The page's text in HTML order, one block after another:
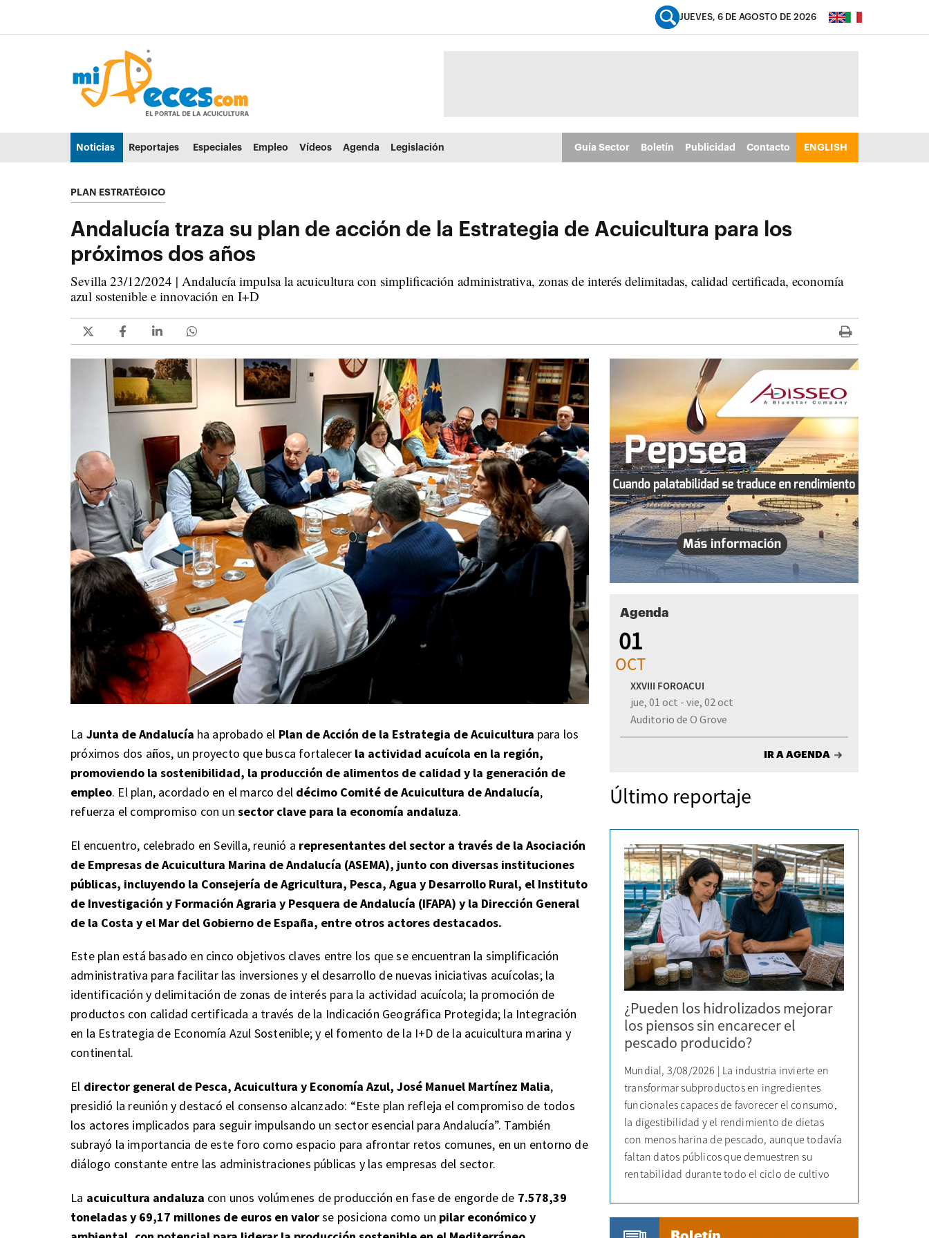
Ir al menú principal (alt + u)
JUEVES, 6 DE AGOSTO DE 2026
Noticias Reportajes Especiales Empleo Vídeos Agenda Legislación Guía Sector Boletín Publicidad Contacto ENGLISH
PLAN ESTRATÉGICO
Andalucía traza su plan de acción de la Estrategia de Acuicultura para los
próximos dos años
Sevilla 23/12/2024 | Andalucía impulsa la acuicultura con simplificación administrativa, zonas de interés delimitadas, calidad certificada, economía
azul sostenible e innovación en I+D
La Junta de Andalucía ha aprobado el Plan de Acción de la Estrategia de Acuicultura para los
próximos dos años, un proyecto que busca fortalecer la actividad acuícola en la región,
promoviendo la sostenibilidad, la producción de alimentos de calidad y la generación de
empleo. El plan, acordado en el marco del décimo Comité de Acuicultura de Andalucía,
refuerza el compromiso con un sector clave para la economía andaluza.
El encuentro, celebrado en Sevilla, reunió a representantes del sector a través de la Asociación
de Empresas de Acuicultura Marina de Andalucía (ASEMA), junto con diversas instituciones
públicas, incluyendo la Consejería de Agricultura, Pesca, Agua y Desarrollo Rural, el Instituto
de Investigación y Formación Agraria y Pesquera de Andalucía (IFAPA) y la Dirección General
de la Costa y el Mar del Gobierno de España, entre otros actores destacados.
Este plan está basado en cinco objetivos claves entre los que se encuentran la simplificación
administrativa para facilitar las inversiones y el desarrollo de nuevas iniciativas acuícolas; la
identificación y delimitación de zonas de interés para la actividad acuícola; la promoción de
productos con calidad certificada a través de la Indicación Geográfica Protegida; la Integración
en la Estrategia de Economía Azul Sostenible; y el fomento de la I+D de la acuicultura marina y
continental.
El director general de Pesca, Acuicultura y Economía Azul, José Manuel Martínez Malia,
presidió la reunión y destacó el consenso alcanzado: “Este plan refleja el compromiso de todos
los actores implicados para seguir impulsando un sector esencial para Andalucía”. También
subrayó la importancia de este foro como espacio para afrontar retos comunes, en un entorno de
diálogo constante entre las administraciones públicas y las empresas del sector.
La acuicultura andaluza con unos volúmenes de producción en fase de engorde de 7.578,39
toneladas y 69,17 millones de euros en valorse posiciona como un pilar económico y
Agenda
01
OCT
XXVIII FOROACUI
jue, 01 oct - vie, 02 oct
Auditorio de O Grove
IR A AGENDA
Último reportaje
¿Pueden los hidrolizados mejorar
los piensos sin encarecer el
pescado producido?
Mundial, 3/08/2026 | La industria invierte en
transformar subproductos en ingredientes
funcionales capaces de favorecer el consumo,
la digestibilidad y el rendimiento de dietas
con menos harina de pescado, aunque todavía
faltan datos públicos que demuestren su
rentabilidad durante todo el ciclo de cultivo